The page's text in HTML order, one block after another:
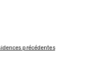
précédentes